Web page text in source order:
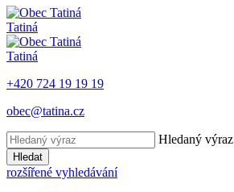
Tatiná
Tatiná
+420 724 19 19 19
obec@tatina.cz
Hledaný výraz
Hledat
rozšířené vyhledávání